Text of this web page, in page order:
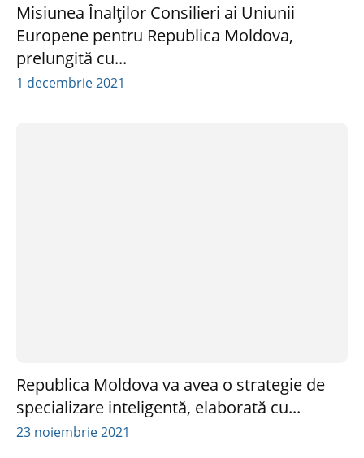
Misiunea Înalților Consilieri ai Uniunii
Europene pentru Republica Moldova,
prelungită cu...
1 decembrie 2021
Republica Moldova va avea o strategie de
specializare inteligentă, elaborată cu...
23 noiembrie 2021